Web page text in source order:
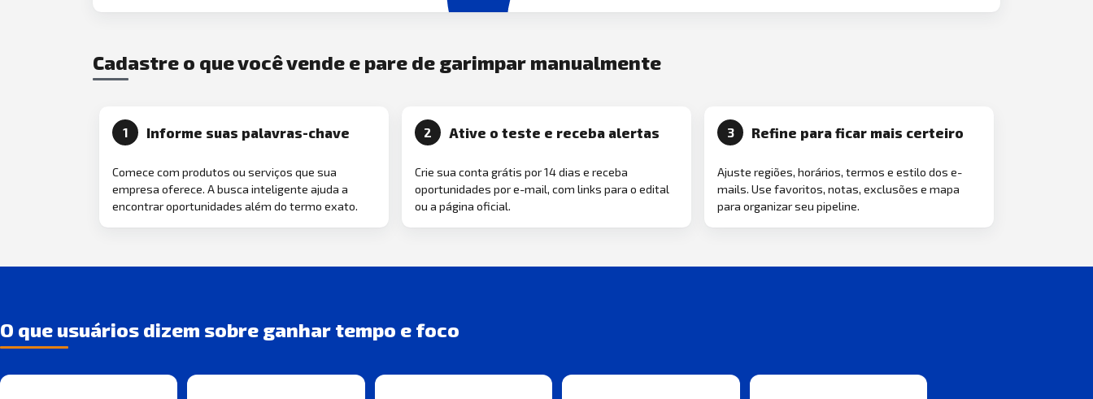
Cadastre o que você vende e pare de garimpar manualmente
1 Informe suas palavras-chave
Comece com produtos ou serviços que sua
empresa oferece. A busca inteligente ajuda a
encontrar oportunidades além do termo exato.
2 Ative o teste e receba alertas
Crie sua conta grátis por 14 dias e receba
oportunidades por e-mail, com links para o edital
ou a página oficial.
3 Refine para ficar mais certeiro
Ajuste regiões, horários, termos e estilo dos e-
mails. Use favoritos, notas, exclusões e mapa
para organizar seu pipeline.
O que usuários dizem sobre ganhar tempo e foco